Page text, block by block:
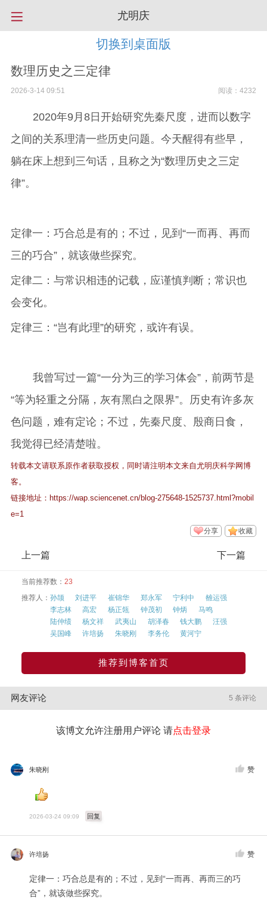
尤明庆
切换到桌面版
数理历史之三定律
2026-3-14 09:51 阅读：4232
2020年9月8日开始研究先秦尺度，进而以数字
之间的关系理清一些历史问题。今天醒得有些早，
躺在床上想到三句话，且称之为“数理历史之三定
律”。
定律一：巧合总是有的；不过，见到“一而再、再而
三的巧合”，就该做些探究。
定律二：与常识相违的记载，应谨慎判断；常识也
会变化。
定律三：“岂有此理”的研究，或许有误。
我曾写过一篇“一分为三的学习体会”，前两节是
“等为轻重之分隔，灰有黑白之限界”。历史有许多灰
色问题，难有定论；不过，先秦尺度、殷商日食，
我觉得已经清楚啦。
转载本文请联系原作者获取授权，同时请注明本文来自尤明庆科学网博
客。
链接地址： https://wap.sciencenet.cn/blog-275648-1525737.html?mobil
e=1
收藏
分享
上一篇 下一篇
当前推荐数： 23
推荐人： 孙颉 刘进平 崔锦华 郑永军 宁利中
雒运强
李志林
高宏 杨正瓴 钟茂初 钟炳
马鸣
陆仲绩
杨文祥 武夷山 胡泽春 钱大鹏
汪强
吴国峰
许培扬 朱晓刚 李务伦 黄河宁
推荐到博客首页
网友评论 5 条评论
该博文允许注册用户评论 请点击登录
朱晓刚 赞
2026-03-24 09:09 回复
许培扬 赞
定律一：巧合总是有的；不过，见到“一而再、再而三的巧
合”，就该做些探究。